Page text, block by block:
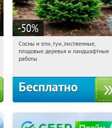
-50%
13:50:59 Получили:
Московская обл., г. Химки,
Сосны и ели, туи, лиственные,
плодовые деревья и ландшафтные
работы
Бесплатно